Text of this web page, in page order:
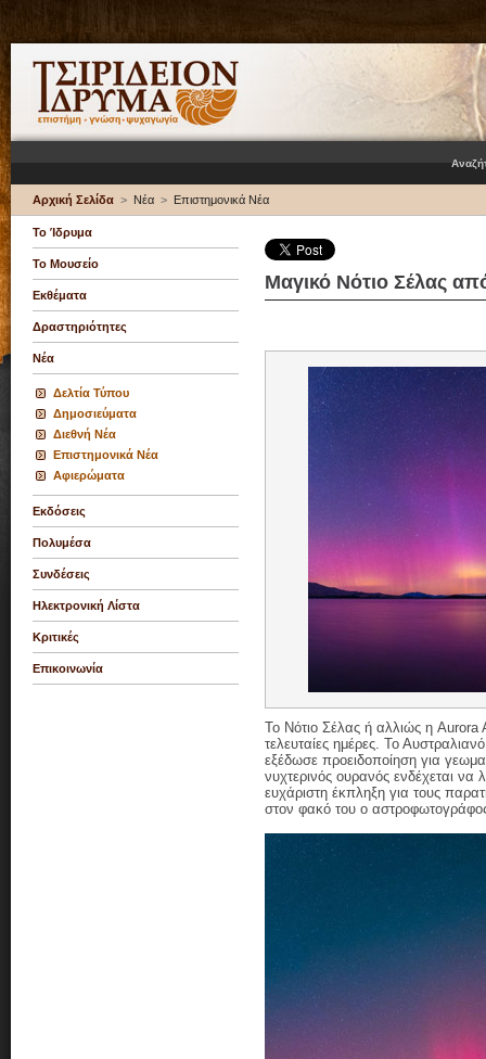
Αρχική Σελίδα > Νέα > Επιστημονικά Νέα
Το Ίδρυμα
Το Μουσείο
Εκθέματα
Δραστηριότητες
Νέα
Δελτία Τύπου
Δημοσιεύματα
Διεθνή Νέα
Επιστημονικά Νέα
Αφιερώματα
Εκδόσεις
Πολυμέσα
Συνδέσεις
Ηλεκτρονική Λίστα
Κριτικές
Επικοινωνία
Μαγικό Νότιο Σέλας
To Νότιο Σέλας ή αλλιώς η Aurora
τελευταίες ημέρες. Το
εξέδωσε προειδοποίηση για
νυχτερινός ουρανός ενδέχεται
ευχάριστη έκπληξη για τους
στον φακό του ο